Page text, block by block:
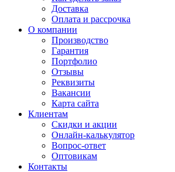
Доставка
Оплата и рассрочка
О компании
Производство
Гарантия
Портфолио
Отзывы
Реквизиты
Вакансии
Карта сайта
Клиентам
Скидки и акции
Онлайн-калькулятор
Вопрос-ответ
Оптовикам
Контакты